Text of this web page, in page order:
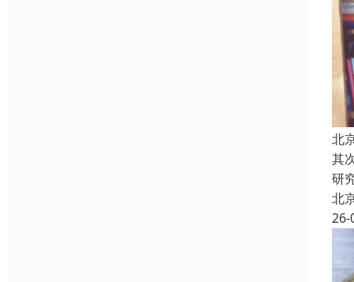
北
其
研
北
26-